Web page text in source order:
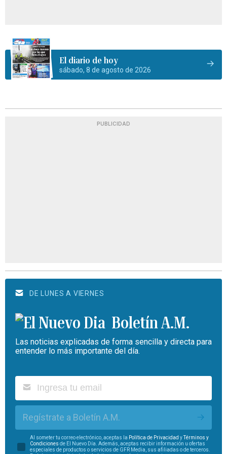
El diario de hoy
sábado, 8 de agosto de 2026
PUBLICIDAD
DE LUNES A VIERNES
Boletín A.M.
Las noticias explicadas de forma sencilla y directa para
entender lo más importante del día.
Regístrate a Boletín A.M.
Al someter tu correo electrónico, aceptas la Política de Privacidad yTérminos y
Condiciones de El Nuevo Día. Además, aceptas recibir información u ofertas
especiales de productos o servicios de GFR Media, sus afiliadas o de terceros.